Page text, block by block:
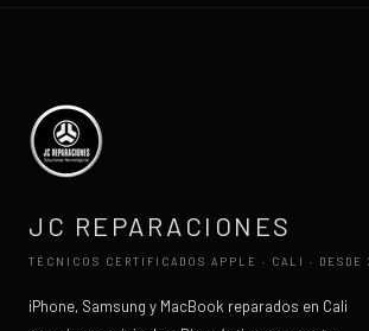
JC REPARACIONES
TÉCNICOS CERTIFICADOS APPLE · CALI · DESDE
iPhone, Samsung y MacBook reparados en Cali